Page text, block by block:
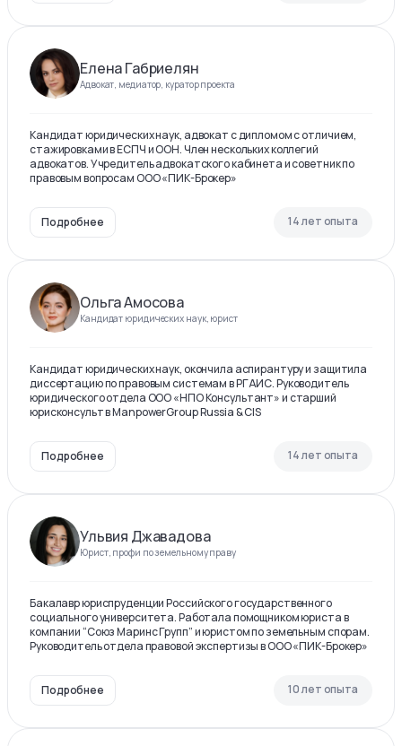
Елена Габриелян
Адвокат, медиатор, куратор проекта
Кандидат юридических наук, адвокат с дипломом с отличием,
стажировками в ЕСПЧ и ООН. Член нескольких коллегий
адвокатов. Учредитель адвокатского кабинета и советник по
правовым вопросам ООО «ПИК-Брокер»
Подробнее 14 лет опыта
Ольга Амосова
Кандидат юридических наук, юрист
Кандидат юридических наук, окончила аспирантуру и защитила
диссертацию по правовым системам в РГАИС. Руководитель
юридического отдела ООО «НПО Консультант» и старший
юрисконсульт в ManpowerGroup Russia & CIS
Подробнее 14 лет опыта
Ульвия Джавадова
Юрист, профи по земельному праву
Бакалавр юриспруденции Российского государственного
социального университета. Работала помощником юриста в
компании “Союз Маринс Групп” и юристом по земельным спорам.
Руководитель отдела правовой экспертизы в ООО «ПИК-Брокер»
Подробнее 10 лет опыта